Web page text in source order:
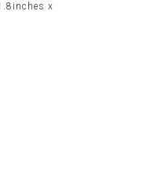
x